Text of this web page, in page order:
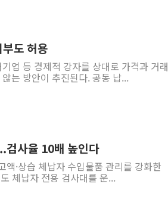
도 허용
업 등 경제적 강자를 상대로 가격과 거래
는 방안이 추진된다. 공동 납...
검사율 10배 높인다
·상습 체납자 수입물품 관리를 강화한
체납자 전용 검사대를 운...